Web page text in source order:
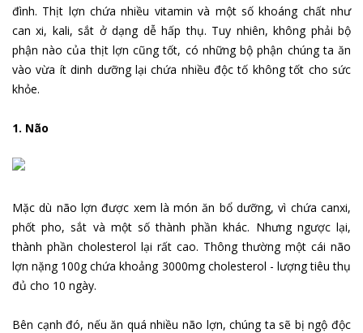
đình. Thịt lợn chứa nhiều vitamin và một số khoáng chất như
can xi, kali, sắt ở dạng dễ hấp thụ. Tuy nhiên, không phải bộ
phận nào của thịt lợn cũng tốt, có những bộ phận chúng ta ăn
vào vừa ít dinh dưỡng lại chứa nhiều độc tố không tốt cho sức
khỏe.
1. Não
Mặc dù não lợn được xem là món ăn bổ dưỡng, vì chứa canxi,
phốt pho, sắt và một số thành phần khác. Nhưng ngược lại,
thành phần cholesterol lại rất cao. Thông thường một cái não
lợn nặng 100g chứa khoảng 3000mg cholesterol - lượng tiêu thụ
đủ cho 10 ngày.
Bên cạnh đó, nếu ăn quá nhiều não lợn, chúng ta sẽ bị ngộ độc